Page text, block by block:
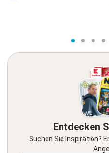
Entdecken
Suchen Sie Inspiration?